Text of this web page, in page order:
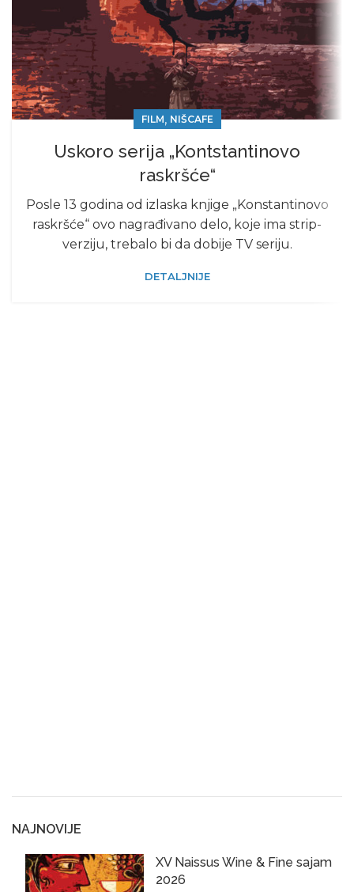
FILM, NIŠCAFE
Uskoro serija „Kontstantinovo
raskršće“
Posle 13 godina od izlaska knjige „Konstantinovo
raskršće“ ovo nagrađivano delo, koje ima strip-
verziju, trebalo bi da dobije TV seriju.
DETALJNIJE
NAJNOVIJE
XV Naissus Wine & Fine sajam
2026